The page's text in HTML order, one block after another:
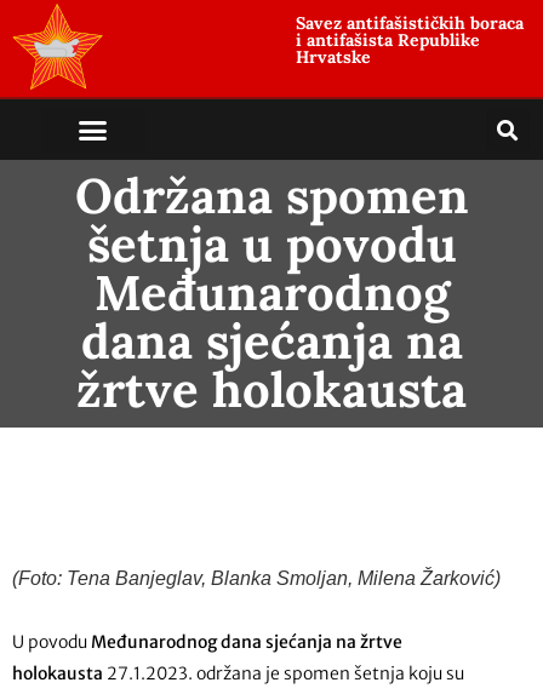
Savez antifašističkih boraca
i antifašista Republike
Hrvatske
Održana spomen
šetnja u povodu
Međunarodnog
dana sjećanja na
žrtve holokausta
(Foto: Tena Banjeglav, Blanka Smoljan, Milena Žarković)
U povoduMeđunarodnog dana sjećanja na žrtve
holokausta 27.1.2023. održana je spomen šetnja koju su